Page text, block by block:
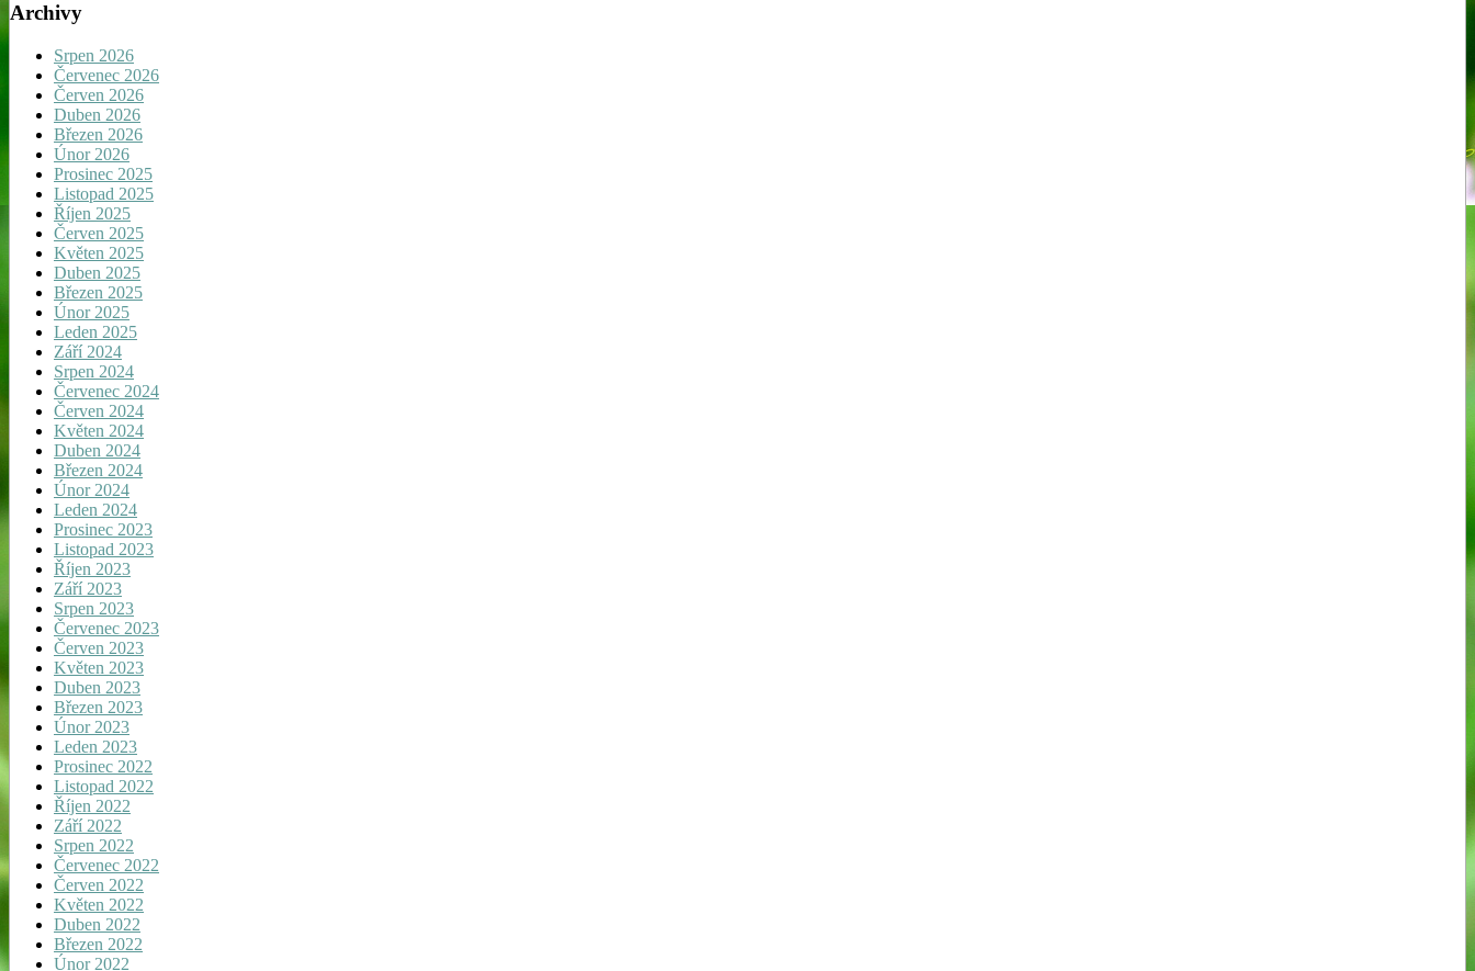
Archivy
Srpen 2026
Červenec 2026
Červen 2026
Duben 2026
Březen 2026
Únor 2026
Prosinec 2025
Listopad 2025
Říjen 2025
Červen 2025
Květen 2025
Duben 2025
Březen 2025
Únor 2025
Leden 2025
Září 2024
Srpen 2024
Červenec 2024
Červen 2024
Květen 2024
Duben 2024
Březen 2024
Únor 2024
Leden 2024
Prosinec 2023
Listopad 2023
Říjen 2023
Září 2023
Srpen 2023
Červenec 2023
Červen 2023
Květen 2023
Duben 2023
Březen 2023
Únor 2023
Leden 2023
Prosinec 2022
Listopad 2022
Říjen 2022
Září 2022
Srpen 2022
Červenec 2022
Červen 2022
Květen 2022
Duben 2022
Březen 2022
Únor 2022